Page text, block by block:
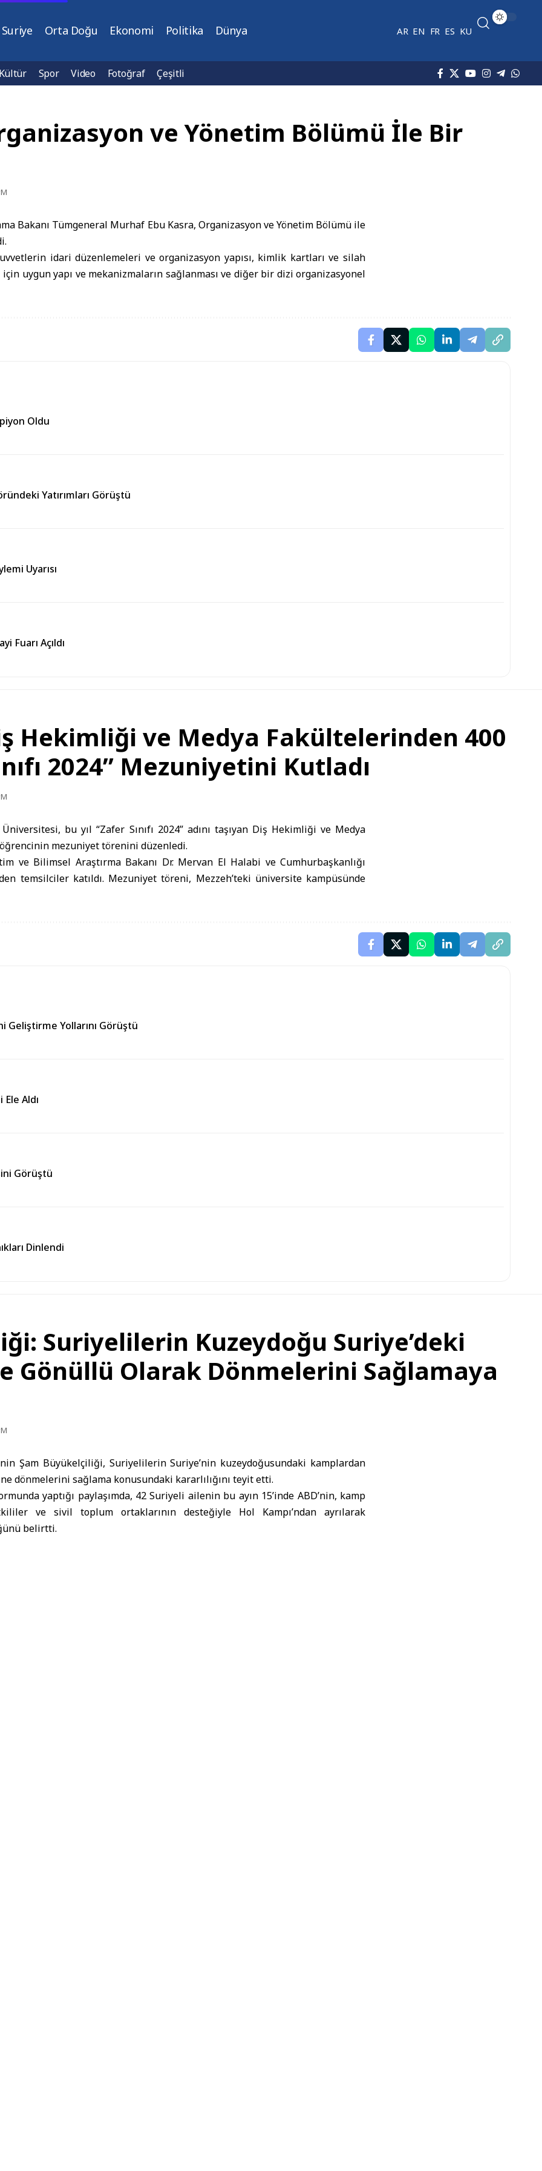
Suriye Orta Doğu Ekonomi Politika Dünya AR EN FR ES KU
Kültür Spor Video Fotoğraf Çeşitli
ve Yönetim Bölümü İle Bir
Bakanı Tümgeneral Murhaf Ebu Kasra, Organizasyon ve Yönetim Bölümü ile
idari düzenlemeleri ve organizasyon yapısı, kimlik kartları ve silah
uygun yapı ve mekanizmaların sağlanması ve diğer bir dizi organizasyonel
Oldu
Yatırımları Görüştü
Uyarısı
Fuarı Açıldı
Hekimliği ve Medya Fakültelerinden 400
2024” Mezuniyetini Kutladı
Üniversitesi, bu yıl “Zafer Sınıfı 2024” adını taşıyan Diş Hekimliği ve Medya
mezuniyet törenini düzenledi.
ve Bilimsel Araştırma Bakanı Dr. Mervan El Halabi ve Cumhurbaşkanlığı
temsilciler katıldı. Mezuniyet töreni, Mezzeh’teki üniversite kampüsünde
Geliştirme Yollarını Görüştü
Aldı
Görüştü
Dinlendi
Suriyelilerin Kuzeydoğu Suriye’deki
Gönüllü Olarak Dönmelerini Sağlamaya
Şam Büyükelçiliği, Suriyelilerin Suriye’nin kuzeydoğusundaki kamplardan
dönmelerini sağlama konusundaki kararlılığını teyit etti.
yaptığı paylaşımda, 42 Suriyeli ailenin bu ayın 15’inde ABD’nin, kamp
ve sivil toplum ortaklarının desteğiyle Hol Kampı’ndan ayrılarak
belirtti.